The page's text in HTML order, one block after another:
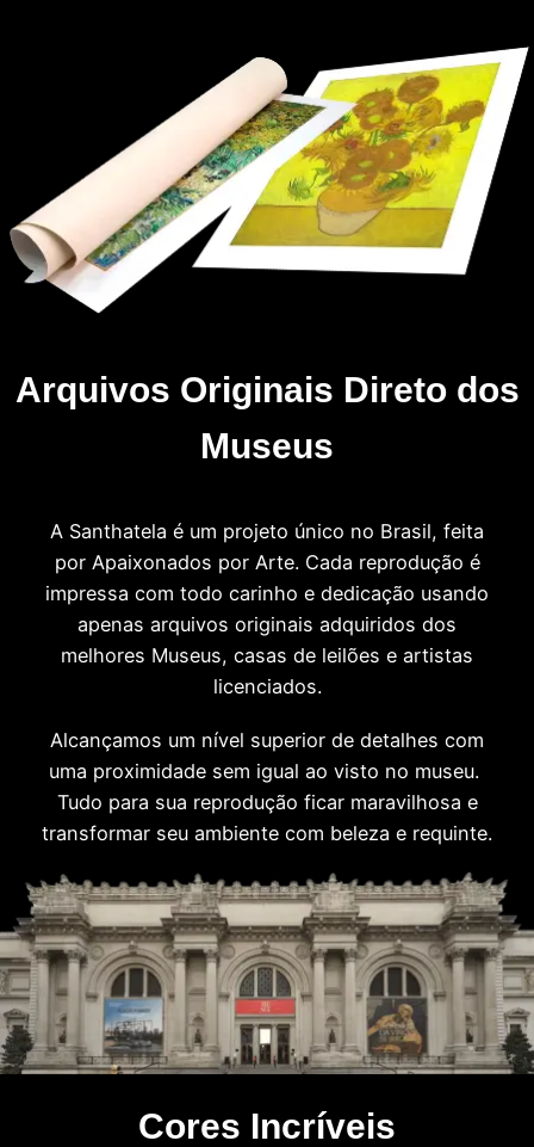
Arquivos Originais Direto dos
Museus
A Santhatela é um projeto único no Brasil, feita
por Apaixonados por Arte. Cada reprodução é
impressa com todo carinho e dedicação usando
apenas arquivos originais adquiridos dos
melhores Museus, casas de leilões e artistas
licenciados.
Alcançamos um nível superior de detalhes com
uma proximidade sem igual ao visto no museu.
Tudo para sua reprodução ficar maravilhosa e
transformar seu ambiente com beleza e requinte.
Cores Incríveis